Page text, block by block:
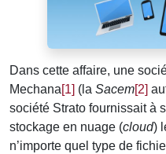
Dans cette affaire, une
Mechana[1] (la Sacem[2]
société Strato fournissait à
stockage en nuage (cloud)
n’importe quel type de